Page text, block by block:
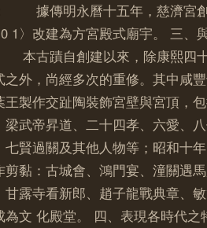
據傳明永曆十五年，慈濟宮
1〉改建為方宮殿式廟宇。 三、
古蹟自創建以來，除康熙四
之外，尚經多次的重修。其中咸
王製作交趾陶裝飾宮壁與宮頂，
梁武帝昇道、二十四孝、六愛、
七賢過關及其他人物等；昭和十
剪黏：古城會、鴻門宴、潼關遇
甘露寺看新郎、趙子龍戰典章、
為文 化殿堂。 四、表現各時代之